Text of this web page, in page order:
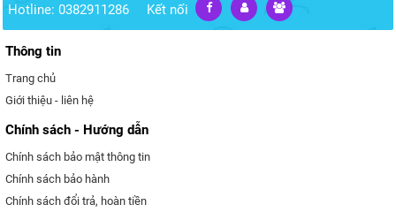
Hotline: 0382911286 Kết nối
Thông tin
Trang chủ
Giới thiệu - liên hệ
Chính sách - Hướng dẫn
Chính sách bảo mật thông tin
Chính sách bảo hành
Chính sách đổi trả, hoàn tiền